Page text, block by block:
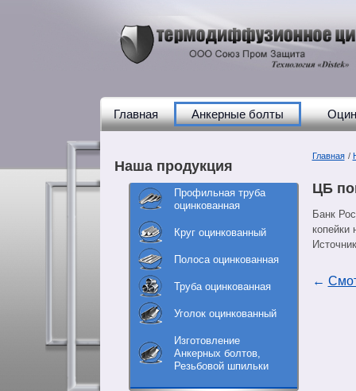
Главная Анкерные болты
Наша продукция
Профильная труба
оцинкованная
Круг оцинкованный
Полоса оцинкованная
Труба оцинкованная
Уголок оцинкованный
Изготовление
Анкерных болтов,
Резьбовой шпильки
Главная /
ЦБ
Банк
копейки
←